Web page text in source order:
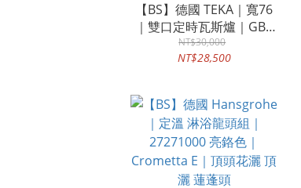
【BS】德國 TEKA｜寬76
｜雙口定時瓦斯爐｜GBC
76B2 2G XBN
NT$30,000
NT$28,500